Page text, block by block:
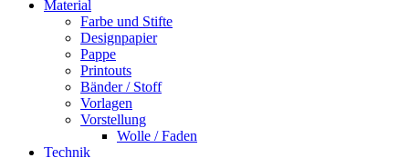
Material
Farbe und Stifte
Designpapier
Pappe
Printouts
Bänder / Stoff
Vorlagen
Vorstellung
Wolle / Faden
Technik